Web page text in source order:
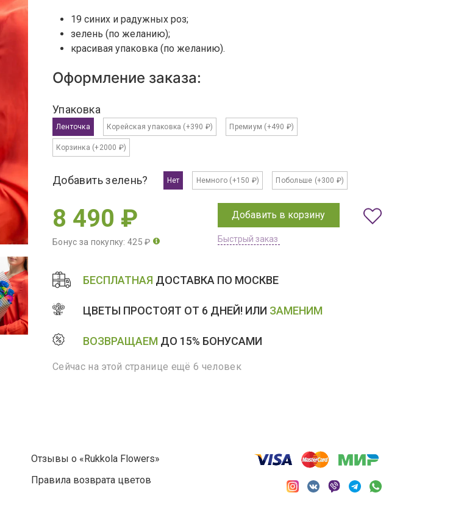
19 синих и радужных роз;
зелень (по желанию);
красивая упаковка (по желанию).
Оформление заказа:
Упаковка
Ленточка Корейская упаковка (+390 ₽) Премиум (+490 ₽)
Корзинка (+2000 ₽)
Добавить зелень? Нет Немного (+150 ₽) Побольше (+300 ₽)
8 490 ₽
Бонус за покупку: 425 ₽
Добавить в корзину
Быстрый заказ
БЕСПЛАТНАЯ ДОСТАВКА ПО МОСКВЕ
ЦВЕТЫ ПРОСТОЯТ ОТ 6 ДНЕЙ! ИЛИ ЗАМЕНИМ
ВОЗВРАЩАЕМ ДО 15% БОНУСАМИ
Сейчас на этой странице ещё 6 человек
Отзывы о «Rukkola Flowers»
Правила возврата цветов